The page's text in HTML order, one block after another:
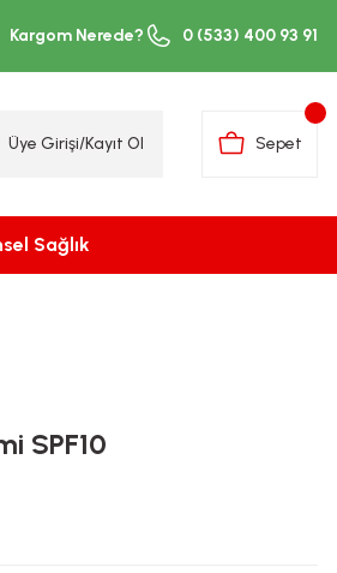
Kargom Nerede? 0 (533) 400 93 91
Üye Girişi/Kayıt Ol Sepet
Sağlık
SPF10